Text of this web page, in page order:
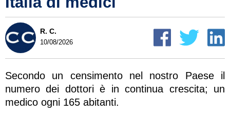
R. C.
10/08/2026
Secondo un censimento nel nostro Paese il
numero dei dottori è in continua crescita; un
medico ogni 165 abitanti.